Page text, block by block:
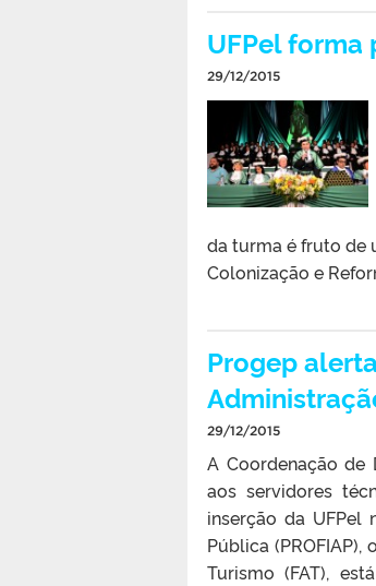
UFPel forma
29/12/2015
da turma é fruto de
Colonização e
Progep
29/12/2015
A Coordenação de
aos servidores
inserção da UFPel
Pública
Turismo (FAT),